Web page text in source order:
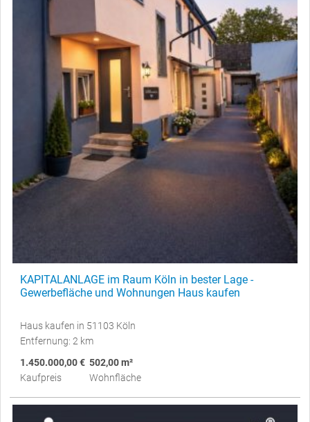
KAPITALANLAGE im Raum Köln in bester Lage -
Gewerbefläche und Wohnungen Haus kaufen
Haus kaufen in 51103 Köln
Entfernung: 2 km
1.450.000,00 €
Kaufpreis
502,00 m²
Wohnfläche